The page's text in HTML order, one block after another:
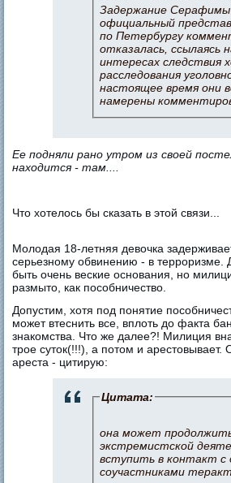
Задержание
официальный
по Петербургу
отказалась, ссылаясь
интересах следствия
расследования
настоящее время они
намерены
Ее подняли рано утром из своей
находится - там....
Что хотелось бы сказать в этой связи...
Молодая 18-летняя девочка
серьезному обвинению - в терроризме.
быть очень веские основания, но
размыто, как пособничество.
Допустим, хотя под понятие
может втеснить все, вплоть до факта
знакомства. Что же далее?! Милиция
трое суток(!!!), а потом и арестовывает.
ареста - цитирую:
Цитата:
она может
экстремистской
вступить в контакт с
соучастниками